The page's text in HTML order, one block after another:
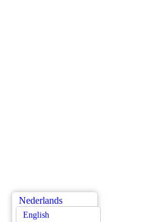
Nederlands
English